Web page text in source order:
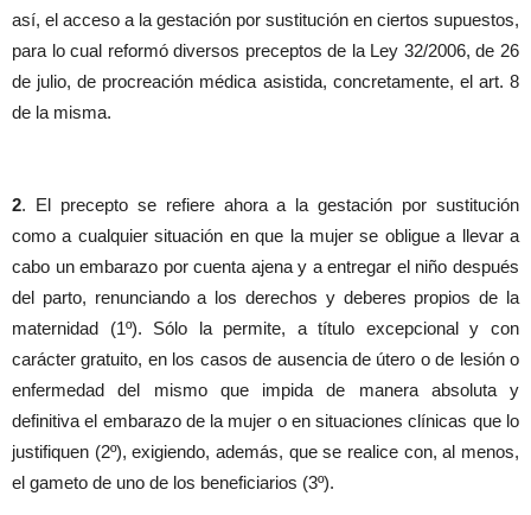
así, el acceso a la gestación por sustitución en ciertos supuestos,
para lo cual reformó diversos preceptos de la Ley 32/2006, de 26
de julio, de procreación médica asistida, concretamente, el art. 8
de la misma.
2. El precepto se refiere ahora a la gestación por sustitución
como a cualquier situación en que la mujer se obligue a llevar a
cabo un embarazo por cuenta ajena y a entregar el niño después
del parto, renunciando a los derechos y deberes propios de la
maternidad (1º). Sólo la permite, a título excepcional y con
carácter gratuito, en los casos de ausencia de útero o de lesión o
enfermedad del mismo que impida de manera absoluta y
definitiva el embarazo de la mujer o en situaciones clínicas que lo
justifiquen (2º), exigiendo, además, que se realice con, al menos,
el gameto de uno de los beneficiarios (3º).